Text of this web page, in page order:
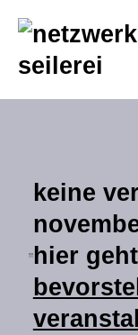
springen
hinweis
keine
hier